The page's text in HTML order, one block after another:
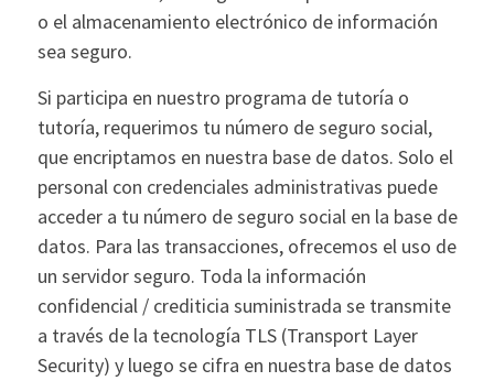
o el almacenamiento electrónico de información
sea seguro.
Si participa en nuestro programa de tutoría o
tutoría, requerimos tu número de seguro social,
que encriptamos en nuestra base de datos. Solo el
personal con credenciales administrativas puede
acceder a tu número de seguro social en la base de
datos. Para las transacciones, ofrecemos el uso de
un servidor seguro. Toda la información
confidencial / crediticia suministrada se transmite
a través de la tecnología TLS (Transport Layer
Security) y luego se cifra en nuestra base de datos